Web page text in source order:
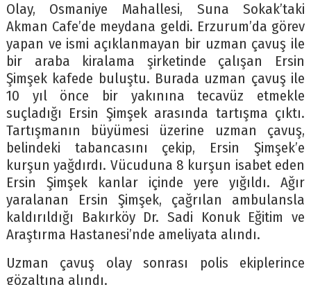
Olay, Osmaniye Mahallesi, Suna Sokak’taki
Akman Cafe’de meydana geldi. Erzurum’da görev
yapan ve ismi açıklanmayan bir uzman çavuş ile
bir araba kiralama şirketinde çalışan Ersin
Şimşek kafede buluştu. Burada uzman çavuş ile
10 yıl önce bir yakınına tecavüz etmekle
suçladığı Ersin Şimşek arasında tartışma çıktı.
Tartışmanın büyümesi üzerine uzman çavuş,
belindeki tabancasını çekip, Ersin Şimşek’e
kurşun yağdırdı. Vücuduna 8 kurşun isabet eden
Ersin Şimşek kanlar içinde yere yığıldı. Ağır
yaralanan Ersin Şimşek, çağrılan ambulansla
kaldırıldığı Bakırköy Dr. Sadi Konuk Eğitim ve
Araştırma Hastanesi’nde ameliyata alındı.
Uzman çavuş olay sonrası polis ekiplerince
gözaltına alındı.